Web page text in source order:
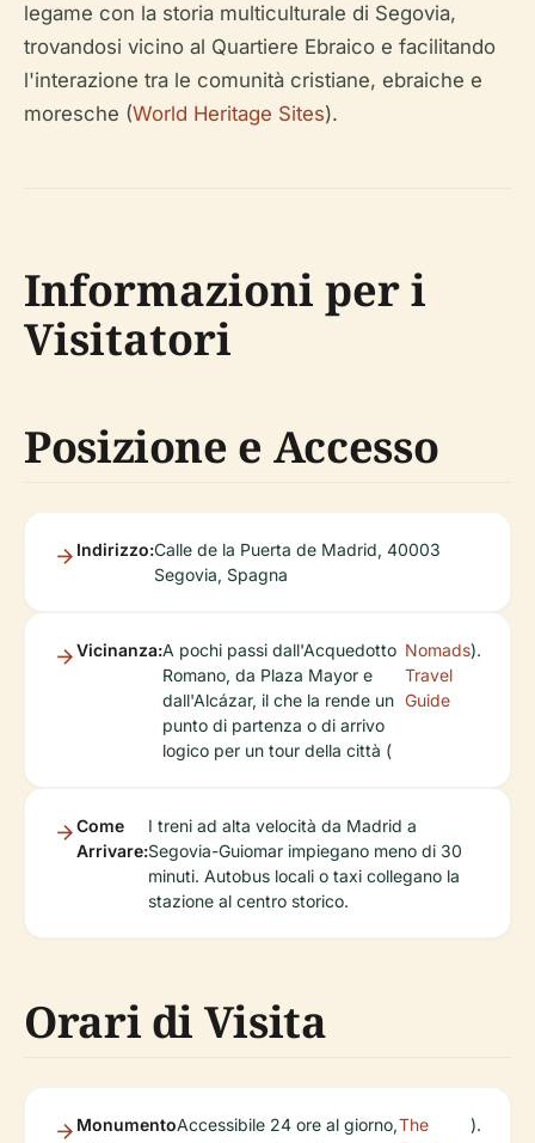
legame con la storia multiculturale di Segovia,
trovandosi vicino al Quartiere Ebraico e facilitando
l'interazione tra le comunità cristiane, ebraiche e
moresche (World Heritage Sites).
Informazioni per i
Visitatori
Posizione e Accesso
Indirizzo:Calle de la Puerta de Madrid, 40003
Segovia, Spagna
Vicinanza:A pochi passi dall'Acquedotto
Romano, da Plaza Mayor e
dall'Alcázar, il che la rende un
punto di partenza o di arrivo
logico per un tour della città (
Nomads
Travel
Guide
).
Come
Arrivare:
I treni ad alta velocità da Madrid a
Segovia-Guiomar impiegano meno di 30
minuti. Autobus locali o taxi collegano la
stazione al centro storico.
Orari di Visita
MonumentoAccessibile 24 ore al giorno,The
).